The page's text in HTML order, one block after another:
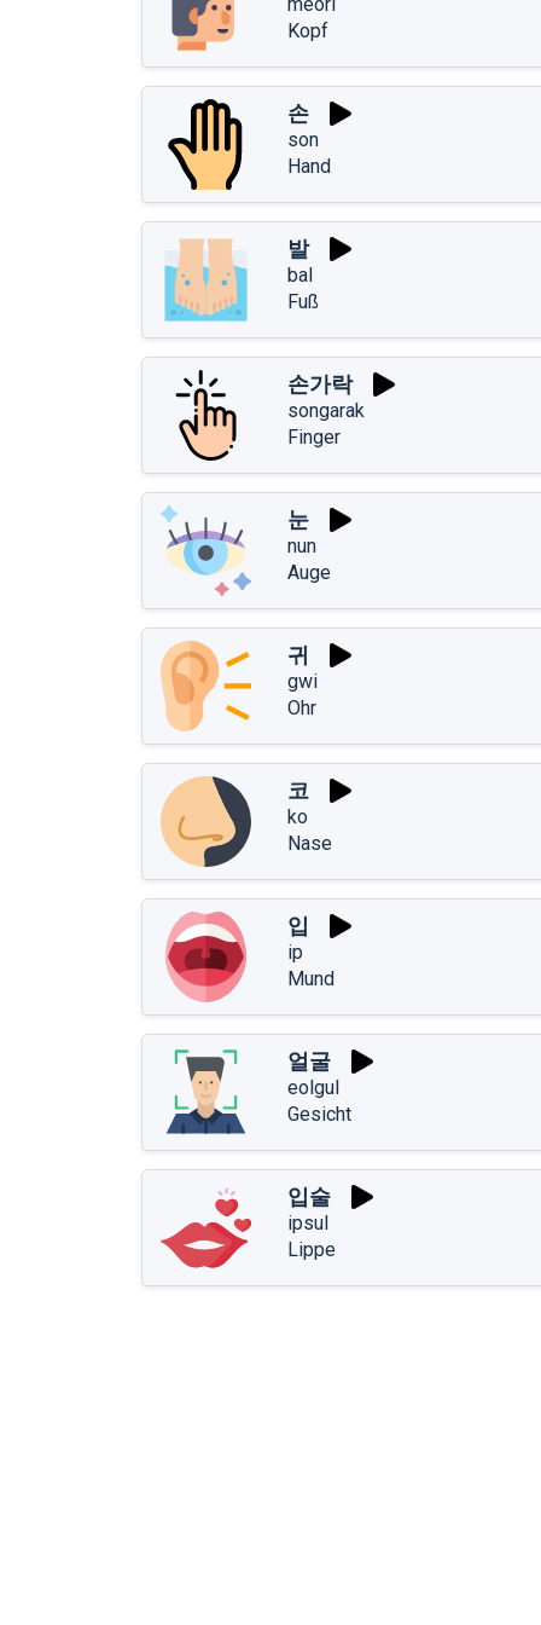
Kopf
손
son
Hand
발
bal
Fuß
손가락
songarak
Finger
눈
nun
Auge
귀
gwi
Ohr
코
ko
Nase
입
ip
Mund
얼굴
eolgul
Gesicht
입술
ipsul
Lippe